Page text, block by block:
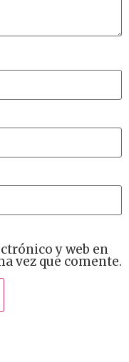
y web en
vez que comente.